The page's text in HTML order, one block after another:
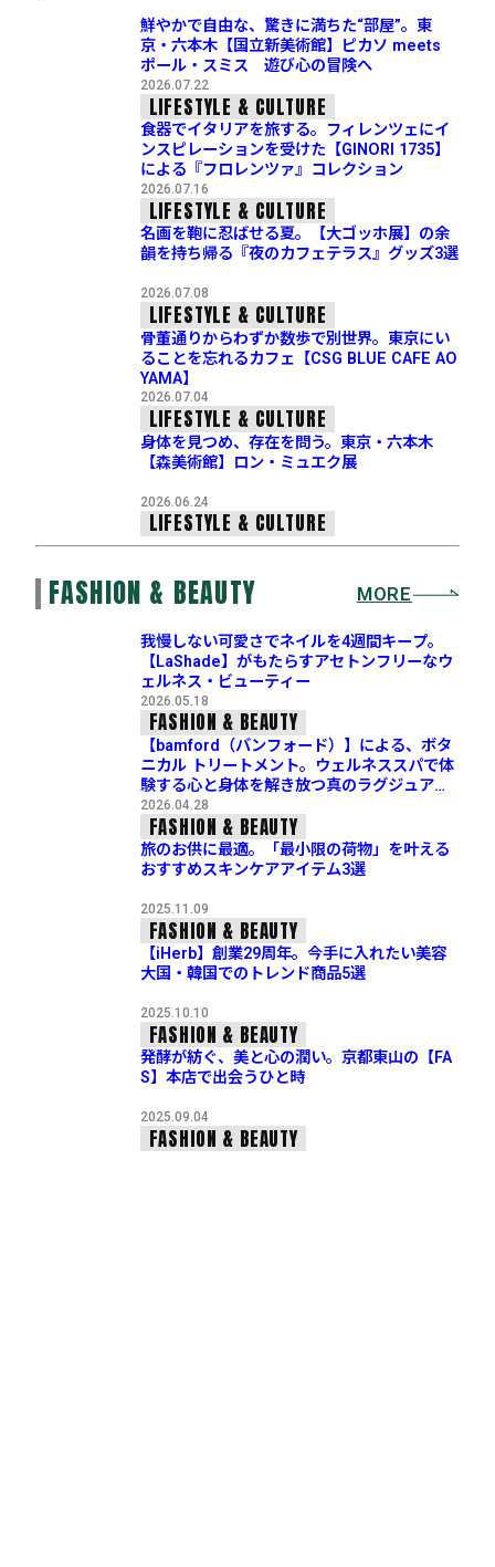
鮮やかで自由な、驚きに満ちた“部屋”。東
京・六本木【国立新美術館】ピカソ meets
ポール・スミス 遊び心の冒険へ
2026.07.22
LIFESTYLE & CULTURE
食器でイタリアを旅する。フィレンツェにイ
ンスピレーションを受けた【GINORI 1735】
による『フロレンツァ』コレクション
2026.07.16
LIFESTYLE & CULTURE
名画を鞄に忍ばせる夏。【大ゴッホ展】の余
韻を持ち帰る『夜のカフェテラス』グッズ3選
2026.07.08
LIFESTYLE & CULTURE
骨董通りからわずか数歩で別世界。東京にい
ることを忘れるカフェ【CSG BLUE CAFE AO
YAMA】
2026.07.04
LIFESTYLE & CULTURE
身体を見つめ、存在を問う。東京・六本木
【森美術館】ロン・ミュエク展
2026.06.24
LIFESTYLE & CULTURE
FASHION & BEAUTY MORE
我慢しない可愛さでネイルを4週間キープ。
【LaShade】がもたらすアセトンフリーなウ
ェルネス・ビューティー
2026.05.18
FASHION & BEAUTY
【bamford（バンフォード）】による、ボタ
ニカル トリートメント。ウェルネススパで体
験する心と身体を解き放つ真のラグジュアリ
ー
2026.04.28
FASHION & BEAUTY
旅のお供に最適。「最小限の荷物」を叶える
おすすめスキンケアアイテム3選
2025.11.09
FASHION & BEAUTY
【iHerb】創業29周年。今手に入れたい美容
大国・韓国でのトレンド商品5選
2025.10.10
FASHION & BEAUTY
発酵が紡ぐ、美と心の潤い。京都東山の【FA
S】本店で出会うひと時
2025.09.04
FASHION & BEAUTY